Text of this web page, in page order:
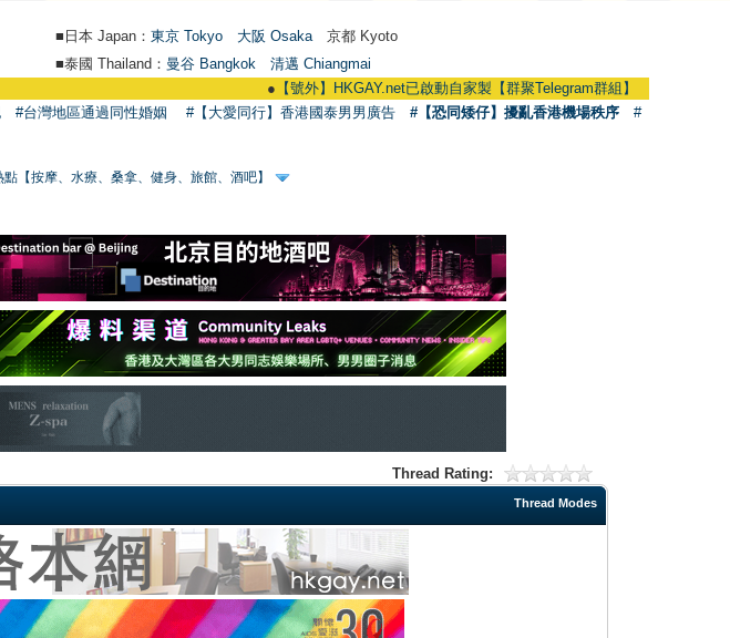
■日本 Japan： 東京 Tokyo 大阪 Osaka 京都 Kyoto
■泰國 Thailand： 曼谷 Bangkok
清邁 Chiangmai
【號外】HKGAY.net已啟動自家製【群聚Telegram群組】 HKGAY.net has
#台灣地區通過同性婚姻 #【大愛同行】香港國泰男男廣告 #【恐同矮仔】擾亂香港機場秩序
#
【按摩、水療、桑拿、健身、旅館、酒吧】
Thread Rating:
Thread Modes